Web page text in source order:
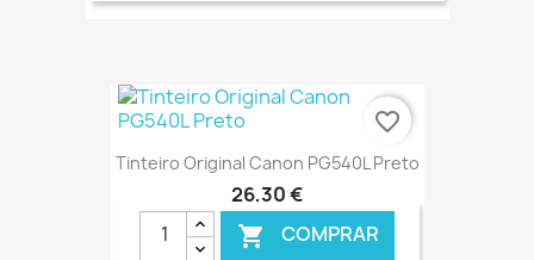
€ ONLINE
Tinteiro Original Canon PG540L Preto
26,30 €
 COMPRAR
favorite_border